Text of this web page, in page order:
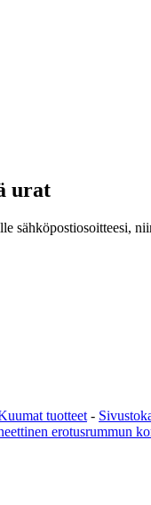
urat
sähköpostiosoitteesi,
tuotteet -
erotusrummun